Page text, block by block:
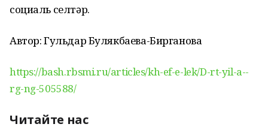
социаль селтәр.
Автор: Гульдар Булякбаева-Бирганова
https://bash.rbsmi.ru/articles/kh-ef-e-lek/D-rt-yil-a--
rg-ng-505588/
Читайте нас